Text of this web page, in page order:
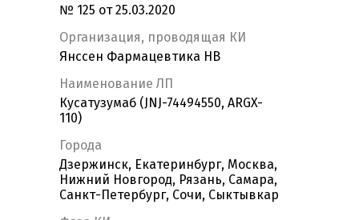
№ 125 от 25.03.2020
Организация, проводящая КИ
Янссен Фармацевтика НВ
Наименование ЛП
Кусатузумаб (JNJ-74494550, ARGX-
110)
Города
Дзержинск, Екатеринбург, Москва,
Нижний Новгород, Рязань, Самара,
Санкт-Петербург, Сочи, Сыктывкар